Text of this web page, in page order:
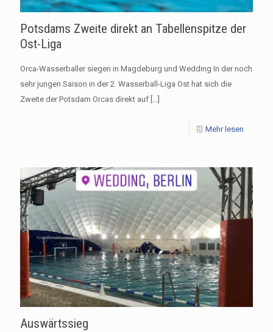
Potsdams Zweite direkt an Tabellenspitze der
Ost-Liga
Orca-Wasserballer siegen in Magdeburg und Wedding In der noch
sehr jungen Saison in der 2. Wasserball-Liga Ost hat sich die
Zweite der Potsdam Orcas direkt auf
Mehr lesen
Auswärtssieg